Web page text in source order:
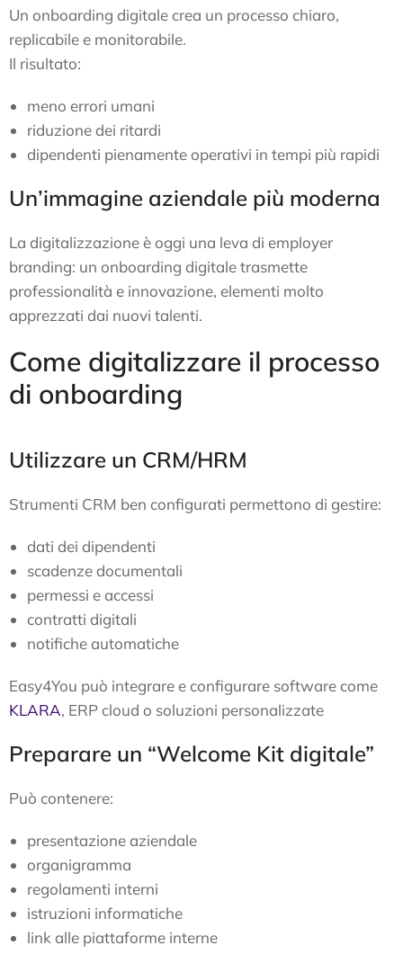
Un onboarding digitale crea un processo chiaro,
replicabile e monitorabile.
Il risultato:
meno errori umani
riduzione dei ritardi
dipendenti pienamente operativi in tempi più rapidi
Un’immagine aziendale più moderna
La digitalizzazione è oggi una leva di employer
branding: un onboarding digitale trasmette
professionalità e innovazione, elementi molto
apprezzati dai nuovi talenti.
Come digitalizzare il processo
di onboarding
Utilizzare un CRM/HRM
Strumenti CRM ben configurati permettono di gestire:
dati dei dipendenti
scadenze documentali
permessi e accessi
contratti digitali
notifiche automatiche
Easy4You può integrare e configurare software come
KLARA, ERP cloud o soluzioni personalizzate
Preparare un “Welcome Kit digitale”
Può contenere:
presentazione aziendale
organigramma
regolamenti interni
istruzioni informatiche
link alle piattaforme interne